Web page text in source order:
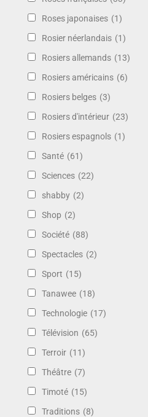
Roses japonaises (1)
Rosier néerlandais (1)
Rosiers allemands (13)
Rosiers américains (6)
Rosiers belges (3)
Rosiers d'intérieur (23)
Rosiers espagnols (1)
Santé (61)
Sciences (22)
shabby (2)
Shop (2)
Société (88)
Spectacles (2)
Sport (15)
Tanawee (18)
Technologie (17)
Télévision (65)
Terroir (11)
Théâtre (7)
Timoté (15)
Traditions (8)